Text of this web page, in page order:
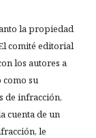
la propiedad
comité editorial
los autores a
su
de infracción,
cuenta de un
le